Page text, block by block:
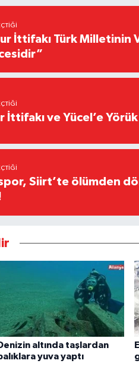
İttifakı Türk Milletinin
İttifakı ve Yücel’e
Siirt’te ölümden
altında taşlardan
yuva yaptı